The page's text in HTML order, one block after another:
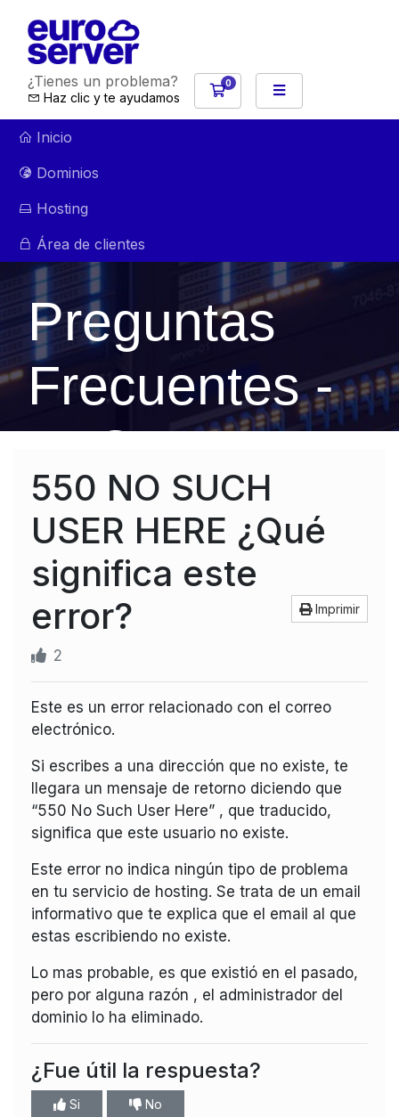
¿Tienes un problema?
Haz clic y te ayudamos
0
Carro de Pedidos
Inicio
Dominios
Hosting
Área de clientes
Preguntas
Frecuentes -
FAQ
550 NO SUCH
USER HERE ¿Qué
significa este
error?
Imprimir
2
Este es un error relacionado con el correo
electrónico.
Si escribes a una dirección que no existe, te
llegara un mensaje de retorno diciendo que
“550 No Such User Here” , que traducido,
significa que este usuario no existe.
Este error no indica ningún tipo de problema
en tu servicio de hosting. Se trata de un email
informativo que te explica que el email al que
estas escribiendo no existe.
Lo mas probable, es que existió en el pasado,
pero por alguna razón , el administrador del
dominio lo ha eliminado.
¿Fue útil la respuesta?
Si No